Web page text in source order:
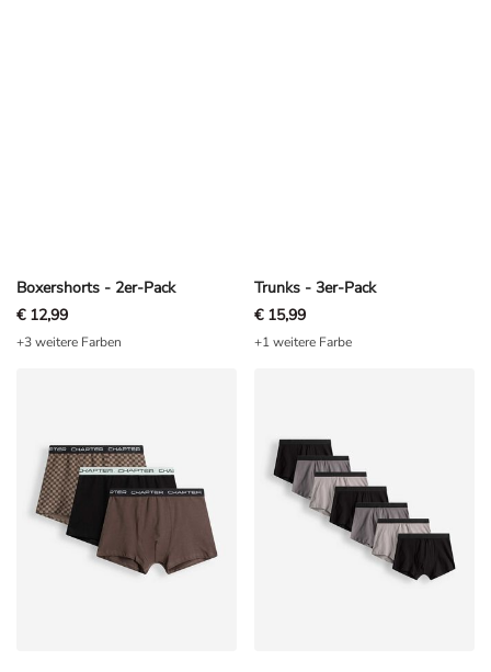
Boxershorts - 2er-Pack
€ 12,99
+3 weitere Farben
Trunks - 3er-Pack
€ 15,99
+1 weitere Farbe